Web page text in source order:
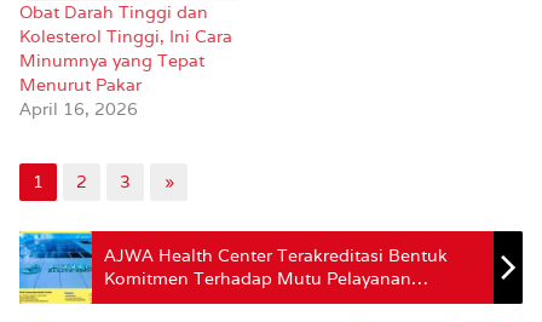
Obat Darah Tinggi dan
Kolesterol Tinggi, Ini Cara
Minumnya yang Tepat
Menurut Pakar
April 16, 2026
1 2 3 »
AJWA Health Center Terakreditasi Bentuk
Komitmen Terhadap Mutu Pelayanan
Kesehtan